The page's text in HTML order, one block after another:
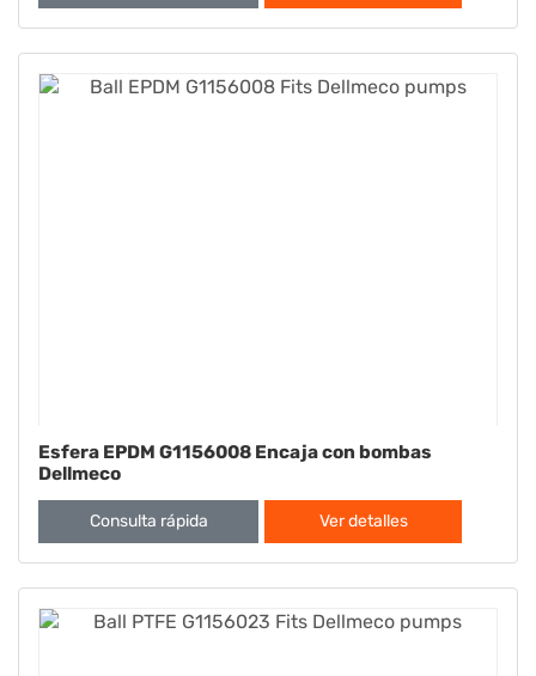
Esfera EPDM G1156008 Encaja con bombas
Dellmeco
Consulta rápida Ver detalles